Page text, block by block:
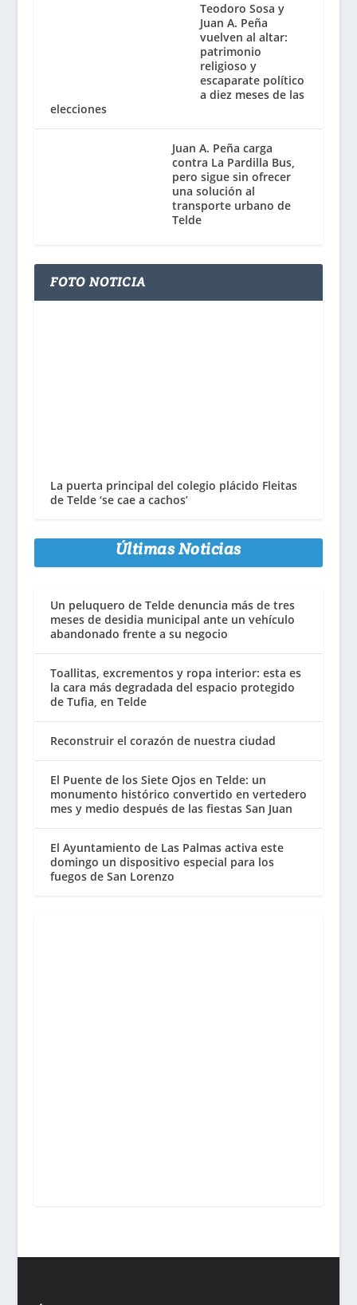
Teodoro Sosa y
Juan A. Peña
vuelven al altar:
patrimonio
religioso y
escaparate político
a diez meses de las
elecciones
Juan A. Peña carga
contra La Pardilla Bus,
pero sigue sin ofrecer
una solución al
transporte urbano de
Telde
FOTO NOTICIA
La puerta principal del colegio plácido Fleitas
de Telde ‘se cae a cachos’
Últimas Noticias
Un peluquero de Telde denuncia más de tres
meses de desidia municipal ante un vehículo
abandonado frente a su negocio
Toallitas, excrementos y ropa interior: esta es
la cara más degradada del espacio protegido
de Tufia, en Telde
Reconstruir el corazón de nuestra ciudad
El Puente de los Siete Ojos en Telde: un
monumento histórico convertido en vertedero
mes y medio después de las fiestas San Juan
El Ayuntamiento de Las Palmas activa este
domingo un dispositivo especial para los
fuegos de San Lorenzo